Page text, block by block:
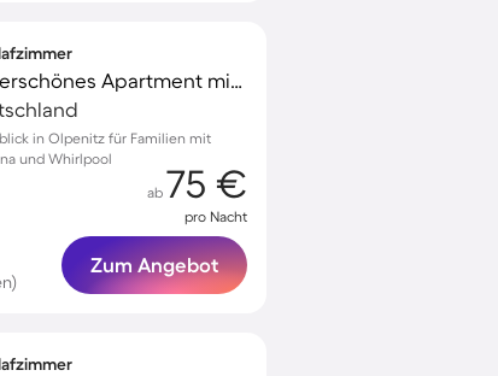
Familienorientiertes wunderschönes Apartment mit Terrasse, Whirlpool und Sauna | Meerblick | Strand in der Nähe | Hunde erlaubt
in Olpenitz für Familien mit
und Whirlpool
ab 75 €
pro Nacht
Zum Angebot